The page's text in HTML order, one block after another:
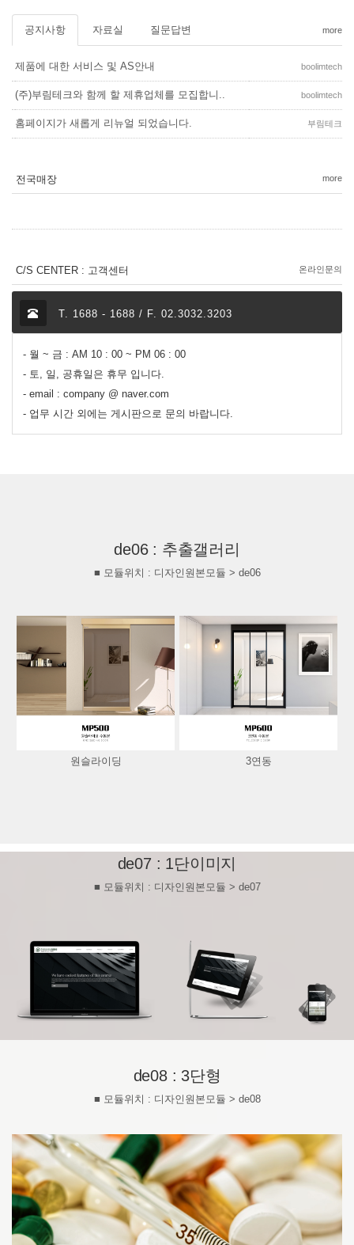
공지사항 자료실 질문답변 more
제품에 대한 서비스 및 AS안내 boolimtech
(주)부림테크와 함께 할 제휴업체를 모집합니.. boolimtech
홈페이지가 새롭게 리뉴얼 되었습니다. 부림테크
전국매장 more
C/S CENTER : 고객센터 온라인문의
T. 1688 - 1688 / F. 02.3032.3203
- 월 ~ 금 : AM 10 : 00 ~ PM 06 : 00
- 토, 일, 공휴일은 휴무 입니다.
- email : company @ naver.com
- 업무 시간 외에는 게시판으로 문의 바랍니다.
de06 : 추출갤러리
■ 모듈위치 : 디자인원본모듈 > de06
원슬라이딩 3연동
de07 : 1단이미지
■ 모듈위치 : 디자인원본모듈 > de07
de08 : 3단형
■ 모듈위치 : 디자인원본모듈 > de08